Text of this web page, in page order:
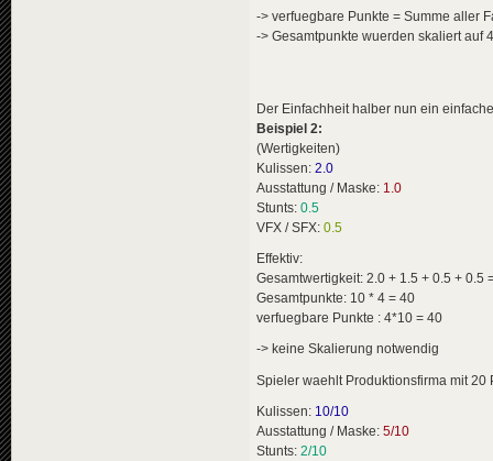
-> verfuegbare Punkte = Summe aller
-> Gesamtpunkte wuerden skaliert auf
Der Einfachheit halber nun ein
Beispiel 2:
(Wertigkeiten)
Kulissen: 2.0
Ausstattung / Maske: 1.0
Stunts: 0.5
VFX / SFX: 0.5
Effektiv:
Gesamtwertigkeit: 2.0 + 1.5 + 0.5 + 0.5
Gesamtpunkte: 10 * 4 = 40
verfuegbare Punkte : 4*10 = 40
-> keine Skalierung notwendig
Spieler waehlt Produktionsfirma mit 20
Kulissen: 10/10
Ausstattung / Maske: 5/10
Stunts: 2/10